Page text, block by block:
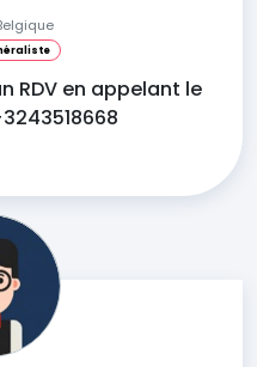
RDV en appelant le